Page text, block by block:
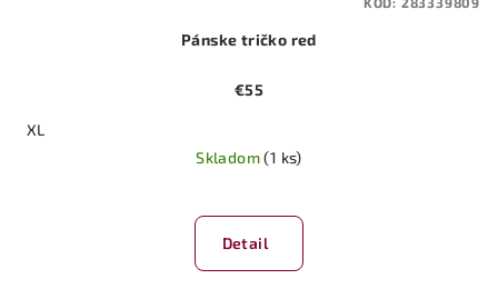
Pánske tričko red
€55
XL
Skladom(1 ks)
Detail